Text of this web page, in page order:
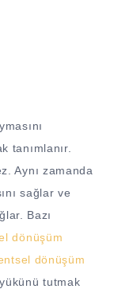
tanımlanır.
Aynı zamanda
sağlar ve
Bazı
dönüşüm
dönüşüm
tutmak